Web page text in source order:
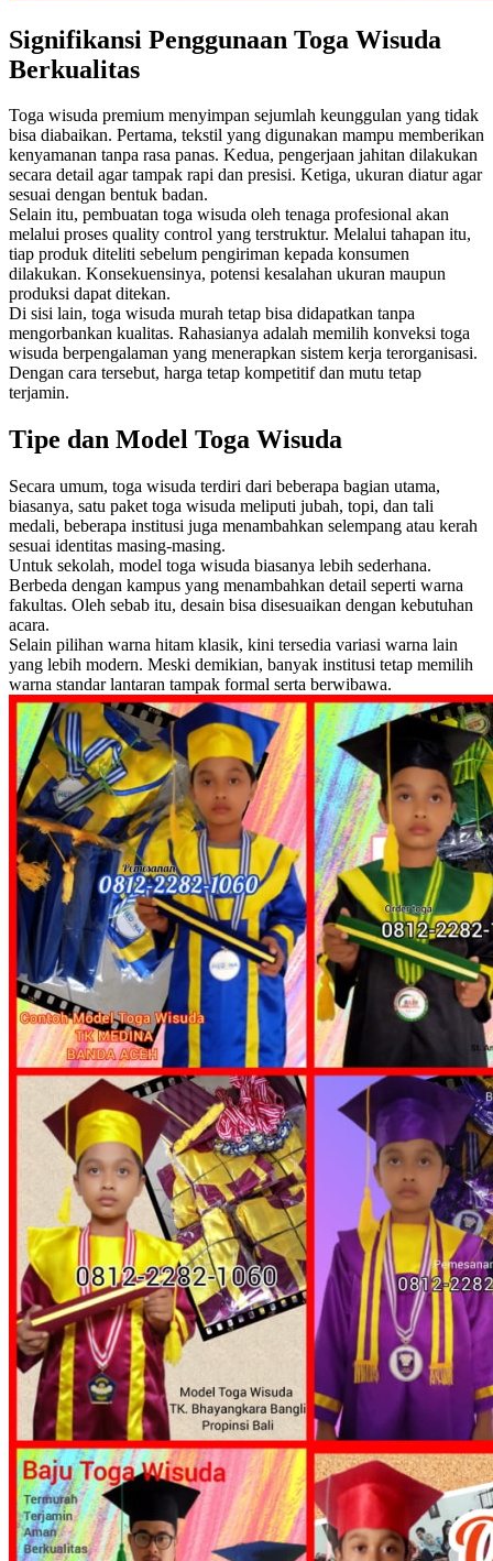
Signifikansi Penggunaan Toga Wisuda
Berkualitas
Toga wisuda premium menyimpan sejumlah keunggulan yang tidak
bisa diabaikan. Pertama, tekstil yang digunakan mampu memberikan
kenyamanan tanpa rasa panas. Kedua, pengerjaan jahitan dilakukan
secara detail agar tampak rapi dan presisi. Ketiga, ukuran diatur agar
sesuai dengan bentuk badan.
Selain itu, pembuatan toga wisuda oleh tenaga profesional akan
melalui proses quality control yang terstruktur. Melalui tahapan itu,
tiap produk diteliti sebelum pengiriman kepada konsumen
dilakukan. Konsekuensinya, potensi kesalahan ukuran maupun
produksi dapat ditekan.
Di sisi lain, toga wisuda murah tetap bisa didapatkan tanpa
mengorbankan kualitas. Rahasianya adalah memilih konveksi toga
wisuda berpengalaman yang menerapkan sistem kerja terorganisasi.
Dengan cara tersebut, harga tetap kompetitif dan mutu tetap
terjamin.
Tipe dan Model Toga Wisuda
Secara umum, toga wisuda terdiri dari beberapa bagian utama,
biasanya, satu paket toga wisuda meliputi jubah, topi, dan tali
medali, beberapa institusi juga menambahkan selempang atau kerah
sesuai identitas masing-masing.
Untuk sekolah, model toga wisuda biasanya lebih sederhana.
Berbeda dengan kampus yang menambahkan detail seperti warna
fakultas. Oleh sebab itu, desain bisa disesuaikan dengan kebutuhan
acara.
Selain pilihan warna hitam klasik, kini tersedia variasi warna lain
yang lebih modern. Meski demikian, banyak institusi tetap memilih
warna standar lantaran tampak formal serta berwibawa.